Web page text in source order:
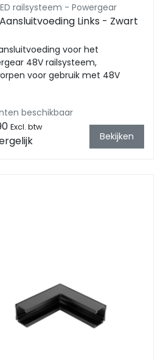
railsysteem - Powergear
Links - Zwart
voor het
48V railsysteem,
voor gebruik met 48V
beschikbaar
Excl. btw
Bekijken